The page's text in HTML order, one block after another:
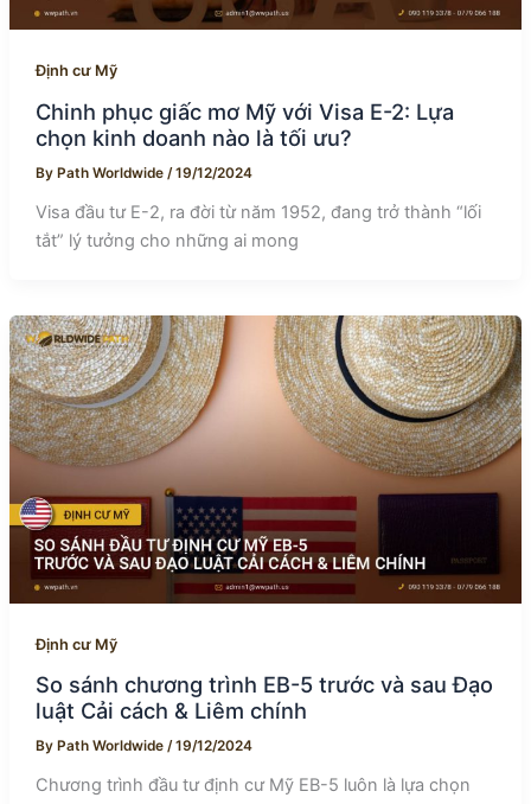
Định cư Mỹ
Chinh phục giấc mơ Mỹ với Visa E-2: Lựa
chọn kinh doanh nào là tối ưu?
By Path Worldwide /19/12/2024
Visa đầu tư E-2, ra đời từ năm 1952, đang trở thành “lối
tắt” lý tưởng cho những ai mong
Định cư Mỹ
So sánh chương trình EB-5 trước và sau Đạo
luật Cải cách & Liêm chính
By Path Worldwide /19/12/2024
Chương trình đầu tư định cư Mỹ EB-5 luôn là lựa chọn